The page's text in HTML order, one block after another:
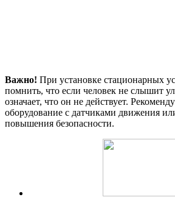
Важно! При установке стационарных
помнить, что если человек не слышит
означает, что он не действует.
оборудование с датчиками движения
повышения безопасности.